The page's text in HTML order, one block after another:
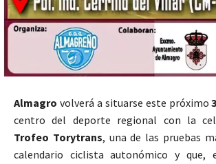
Almagro volverá a situarse este próximo
centro del deporte regional con la
Trofeo Torytrans, una de las pruebas
calendario ciclista autonómico y que,